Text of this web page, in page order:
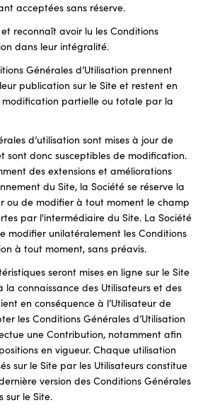
acceptées sans réserve.
et reconnaît avoir lu les Conditions
dans leur intégralité.
Générales d’Utilisation prennent
publication sur le Site et restent en
partielle ou totale par la
d’utilisation sont mises à jour de
sont donc susceptibles de modification.
des extensions et améliorations
du Site, la Société se réserve la
ou de modifier à tout moment le champ
par l'intermédiaire du Site. La Société
modifier unilatéralement les Conditions
à tout moment, sans préavis.
seront mises en ligne sur le Site
la connaissance des Utilisateurs et des
en conséquence à l’Utilisateur de
les Conditions Générales d’Utilisation
une Contribution, notamment afin
en vigueur. Chaque utilisation
sur le Site par les Utilisateurs constitue
version des Conditions Générales
sur le Site.